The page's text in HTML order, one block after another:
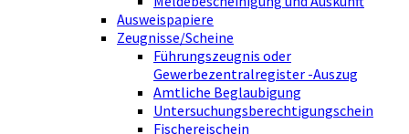
Ausweispapiere
Zeugnisse/Scheine
Führungszeugnis oder
Gewerbezentralregister -Auszug
Amtliche Beglaubigung
Untersuchungsberechtigungschein
Fischereischein